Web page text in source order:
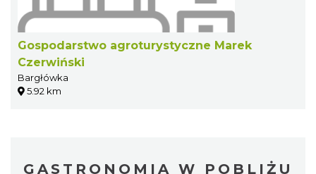
Gospodarstwo agroturystyczne Marek
Czerwiński
Bargłówka
5.92 km
GASTRONOMIA W POBLIŻU